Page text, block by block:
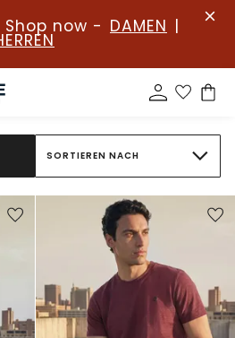
Shop now - DAMEN |
SORTIEREN NACH